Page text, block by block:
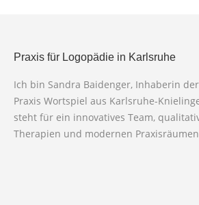
Praxis für Logopädie in Karlsruhe
Ich bin Sandra Baidenger, Inhaberin
Praxis Wortspiel aus Karlsruhe-
steht für ein innovatives Team,
Therapien und modernen